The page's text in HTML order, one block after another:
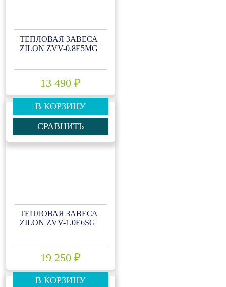
ТЕПЛОВАЯ ЗАВЕСА
ZILON ZVV-0.8Е5МG
13 490 ₽
В КОРЗИНУ
СРАВНИТЬ
ТЕПЛОВАЯ ЗАВЕСА
ZILON ZVV-1.0Е6SG
19 250 ₽
В КОРЗИНУ